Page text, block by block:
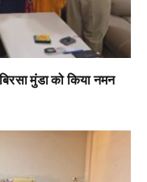
मुंडा को किया नमन